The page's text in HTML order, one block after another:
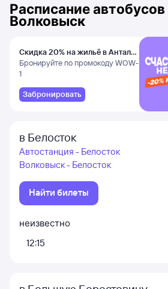
Расписание автобусов
Волковыск
Скидка 20% на жильё в Анталье
и Даламане
Бронируйте по промокоду WOW-
1
Забронировать
в Белосток
Автостанция - Белосток
Волковыск - Белосток
Найти билеты
неизвестно
12:15